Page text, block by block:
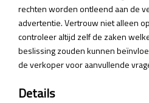
rechten worden ontleend aan de
advertentie. Vertrouw niet alleen
controleer altijd zelf de zaken
beslissing zouden kunnen
de verkoper voor aanvullende
Details